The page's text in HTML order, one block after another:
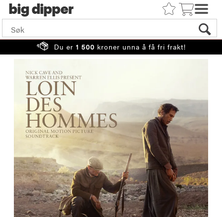
big
Du er 1 500 kroner unna å få fri frakt!